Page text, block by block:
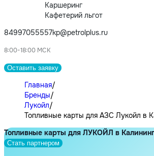
Каршеринг
Кафетерий льгот
84997055557kp@petrolplus.ru
8:00-18:00 МСК
Оставить заявку
Главная/
Бренды/
Лукойл/
Топливные карты для АЗС Лукойл в
Топливные карты для ЛУКОЙЛ в
Стать партнером